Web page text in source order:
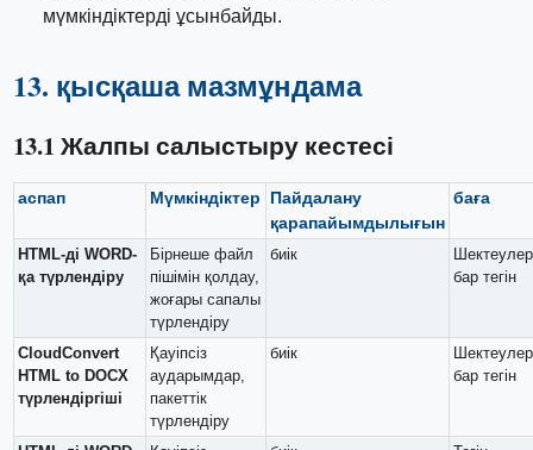
мүмкіндіктерді ұсынбайды.
13. қысқаша мазмұндама
13.1 Жалпы салыстыру кестесі
аспап Мүмкіндіктер
Пайдалану
қарапайымдылығын
баға
HTML-ді WORD-
қа түрлендіру
Бірнеше файл
пішімін қолдау,
жоғары сапалы
түрлендіру
биік
бар тегін
CloudConvert
HTML to DOCX
түрлендіргіші
Қауіпсіз
аударымдар,
пакеттік
түрлендіру
биік
бар тегін